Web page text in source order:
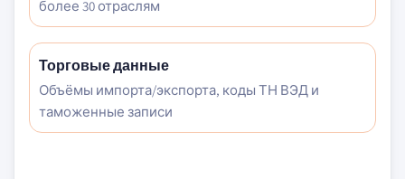
более 30 отраслям
Торговые данные
Объёмы импорта/экспорта, коды ТН ВЭД и
таможенные записи